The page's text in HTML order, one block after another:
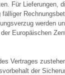
Für Lieferungen,
werden
Europäischen
Vertrages
der